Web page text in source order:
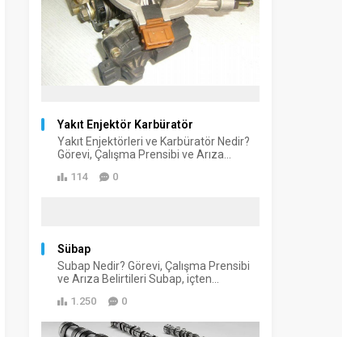
Yakıt Enjektör Karbüratör
Yakıt Enjektörleri ve Karbüratör Nedir?
Görevi, Çalışma Prensibi ve Arıza...
114 0
Sübap
Subap Nedir? Görevi, Çalışma Prensibi
ve Arıza Belirtileri Subap, içten...
1.250 0